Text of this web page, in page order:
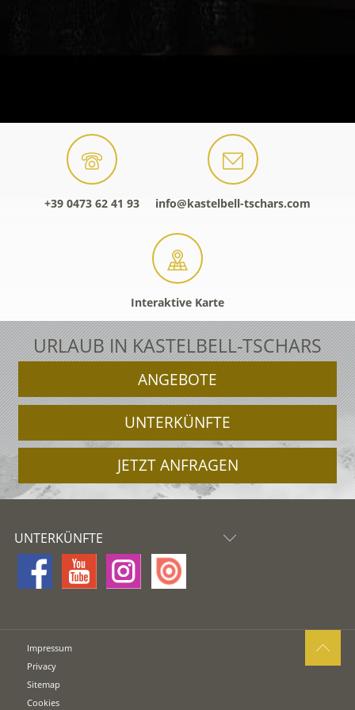
+39 0473 62 41 93 info@kastelbell-tschars.com
Interaktive Karte
URLAUB IN KASTELBELL-TSCHARS
ANGEBOTE
UNTERKÜNFTE
JETZT ANFRAGEN
UNTERKÜNFTE
Impressum
Privacy
Sitemap
Cookies